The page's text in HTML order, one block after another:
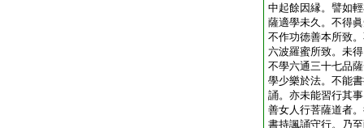
中起餘因縁。譬如
薩適學未久。不得
不作功徳善本所致
六波羅蜜所致。未
不學六通三十七品
學少樂於法。不能
誦。亦未能習行其
善女人行菩薩道者
書持諷誦守行。乃